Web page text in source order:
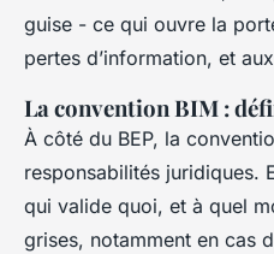
guise - ce qui ouvre la
pertes d’information, et
La convention BIM :
À côté du BEP, la
responsabilités juridiques.
qui valide quoi, et à quel
grises, notamment en cas